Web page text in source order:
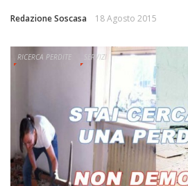
Redazione Soscasa 18 Agosto 2015
RICERCA PERDITE SERVIZI